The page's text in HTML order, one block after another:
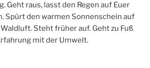
Geht raus, lasst den Regen auf Euer
Spürt den warmen Sonnenschein auf
Steht früher auf. Geht zu Fuß
mit der Umwelt.